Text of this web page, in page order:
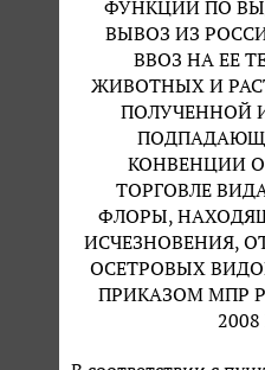
ФУНКЦИИ ПО
ВЫВОЗ ИЗ
ВВОЗ НА ЕЕ
ЖИВОТНЫХ И
ПОЛУЧЕННОЙ
КОНВЕНЦИИ
ТОРГОВЛЕ
ФЛОРЫ,
ИСЧЕЗНОВЕНИЯ,
ОСЕТРОВЫХ
ПРИКАЗОМ МПР